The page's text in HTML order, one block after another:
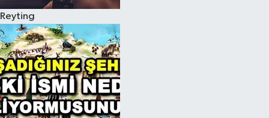
Reyting